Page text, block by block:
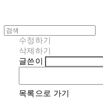
수정하기
삭제하기
글쓴이
목록으로 가기